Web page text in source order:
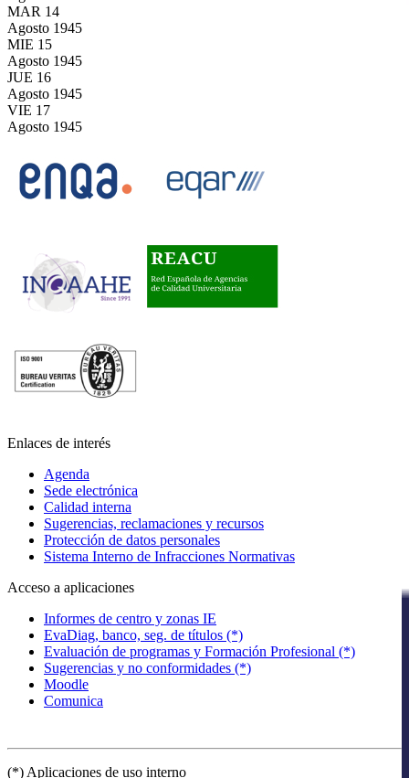
MAR 14
Agosto 1945
MIE 15
Agosto 1945
JUE 16
Agosto 1945
VIE 17
Agosto 1945
Enlaces de interés
Agenda
Sede electrónica
Calidad interna
Sugerencias, reclamaciones y recursos
Protección de datos personales
Sistema Interno de Infracciones Normativas
Acceso a aplicaciones
Informes de centro y zonas IE
EvaDiag, banco, seg. de títulos (*)
Evaluación de programas y Formación Profesional (*)
Sugerencias y no conformidades (*)
Moodle
Comunica
(*) Aplicaciones de uso interno